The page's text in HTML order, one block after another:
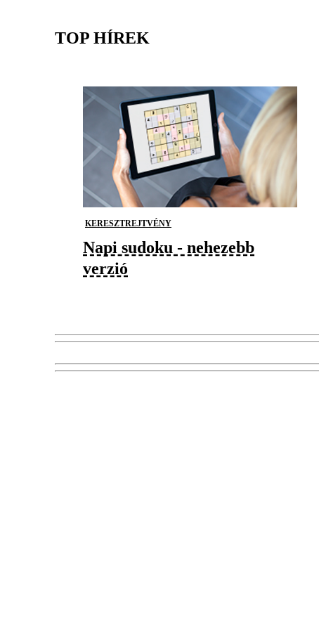
TOP HÍREK
KERESZTREJTVÉNY
Napi sudoku - nehezebb
verzió